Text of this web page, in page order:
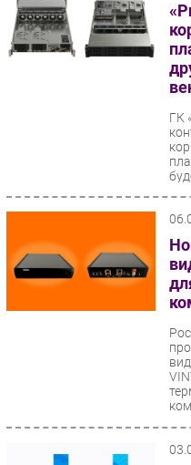
Аналитика
Интервью
Мероприятия
ГК